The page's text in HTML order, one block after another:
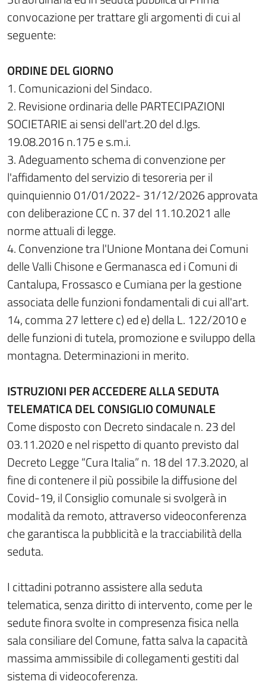
convocazione per trattare gli argomenti di cui al
seguente:
ORDINE DEL GIORNO
1. Comunicazioni del Sindaco.
2. Revisione ordinaria delle PARTECIPAZIONI
SOCIETARIE ai sensi dell'art.20 del d.lgs.
19.08.2016 n.175 e s.m.i.
3. Adeguamento schema di convenzione per
l'affidamento del servizio di tesoreria per il
quinquiennio 01/01/2022- 31/12/2026 approvata
con deliberazione CC n. 37 del 11.10.2021 alle
norme attuali di legge.
4. Convenzione tra l'Unione Montana dei Comuni
delle Valli Chisone e Germanasca ed i Comuni di
Cantalupa, Frossasco e Cumiana per la gestione
associata delle funzioni fondamentali di cui all'art.
14, comma 27 lettere c) ed e) della L. 122/2010 e
delle funzioni di tutela, promozione e sviluppo della
montagna. Determinazioni in merito.
ISTRUZIONI PER ACCEDERE ALLA SEDUTA
TELEMATICA DEL CONSIGLIO COMUNALE
Come disposto con Decreto sindacale n. 23 del
03.11.2020 e nel rispetto di quanto previsto dal
Decreto Legge “Cura Italia” n. 18 del 17.3.2020, al
fine di contenere il più possibile la diffusione del
Covid-19, il Consiglio comunale si svolgerà in
modalità da remoto, attraverso videoconferenza
che garantisca la pubblicità e la tracciabilità della
seduta.
I cittadini potranno assistere alla seduta
telematica, senza diritto di intervento, come per le
sedute finora svolte in compresenza fisica nella
sala consiliare del Comune, fatta salva la capacità
massima ammissibile di collegamenti gestiti dal
sistema di videocoferenza.